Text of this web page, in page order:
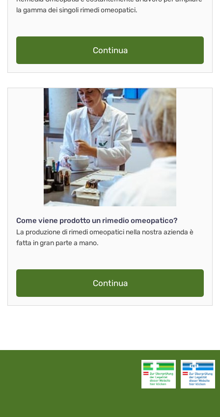
la gamma dei singoli rimedi omeopatici.
Continua
Come viene prodotto un rimedio omeopatico?
La produzione di rimedi omeopatici nella nostra azienda è
fatta in gran parte a mano.
Continua